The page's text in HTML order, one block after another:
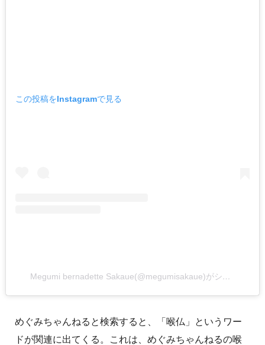
この投稿をInstagramで見る
Megumi bernadette Sakaue(@megumisakaue)がシェアした投稿
めぐみちゃんねると検索すると、「喉仏」というワー
ドが関連に出てくる。これは、めぐみちゃんねるの喉